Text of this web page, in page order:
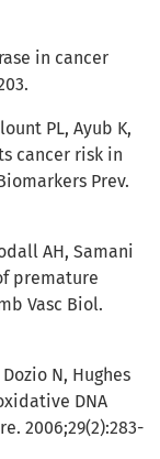
in cancer
PL, Ayub K,
cancer risk in
Prev.
AH, Samani
premature
Vasc Biol.
N, Hughes
DNA
2006;29(2):283-